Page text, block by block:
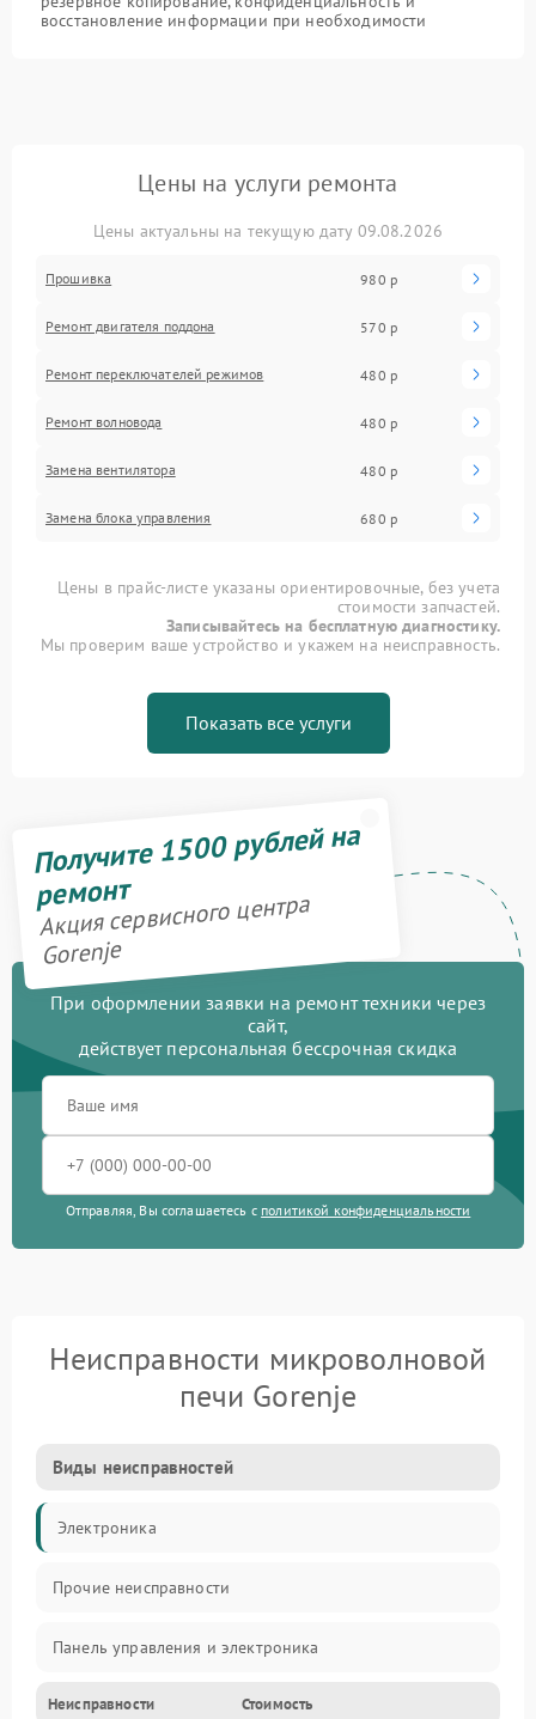
восстановление информации при необходимости
Цены на услуги ремонта
Цены актуальны на текущую дату 09.08.2026
Прошивка 980 р
Ремонт двигателя поддона 570 р
Ремонт переключателей режимов 480 р
Ремонт волновода 480 р
Замена вентилятора 480 р
Замена блока управления 680 р
Цены в прайс-листе указаны ориентировочные, без учета
стоимости запчастей.
Записывайтесь на бесплатную диагностику.
Мы проверим ваше устройство и укажем на неисправность.
Показать все услуги
Получите 1500 рублей на
ремонт
Акция сервисного центра
Gorenje
При оформлении заявки на ремонт техники через
сайт,
действует персональная бессрочная скидка
Отправляя, Вы соглашаетесь с политикой конфиденциальности
Неисправности микроволновой
печи Gorenje
Виды неисправностей
Электроника
Прочие неисправности
Панель управления и электроника
Дверца и корпус
Неисправности Стоимость